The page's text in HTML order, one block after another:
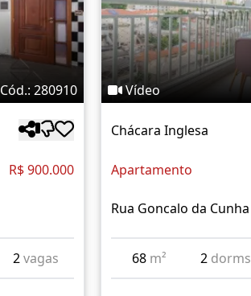
Cód.: 280910
R$ 900.000
2vagas
Vídeo
Chácara Inglesa
Apartamento
Rua Goncalo da Cunha
68 m² 2 dorms